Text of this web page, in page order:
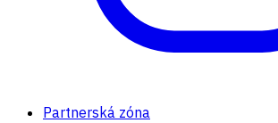
Partnerská zóna